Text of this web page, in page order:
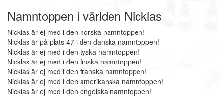
Namntoppen i världen Nicklas
Nicklas är ej med i den norska namntoppen!
Nicklas är på plats 47 i den danska namntoppen!
Nicklas är ej med i den tyska namntoppen!
Nicklas är ej med i den finska namntoppen!
Nicklas är ej med i den franska namntoppen!
Nicklas är ej med i den amerikanska namntoppen!
Nicklas är ej med i den engelska namntoppen!